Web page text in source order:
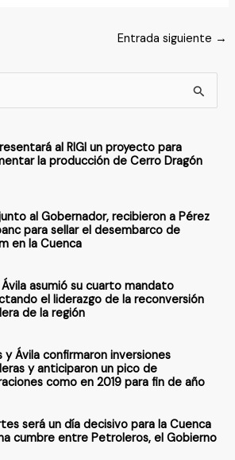
Entrada siguiente →
al RIGI un proyecto para
la producción de Cerro Dragón
al Gobernador, recibieron a Pérez
para sellar el desembarco de
en la Cuenca
asumió su cuarto mandato
el liderazgo de la reconversión
de la región
y Ávila confirmaron inversiones
y anticiparon un pico de
como en 2019 para fin de año
será un día decisivo para la Cuenca
cumbre entre Petroleros, el Gobierno